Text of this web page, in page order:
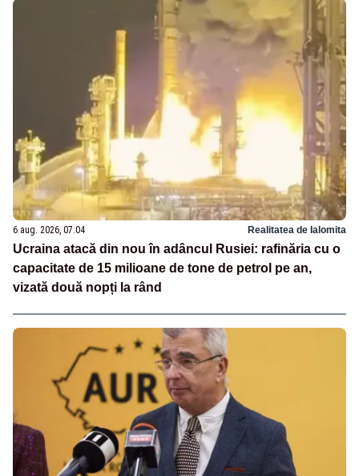
6 aug. 2026, 07:04 Realitatea de Ialomita
Ucraina atacă din nou în adâncul Rusiei: rafinăria cu o
capacitate de 15 milioane de tone de petrol pe an,
vizată două nopți la rând